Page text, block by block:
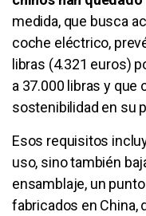
medida, que busca
coche eléctrico,
libras (4.321 euros)
a 37.000 libras y
sostenibilidad en su
Esos requisitos
uso, sino también
ensamblaje, un
fabricados en China,